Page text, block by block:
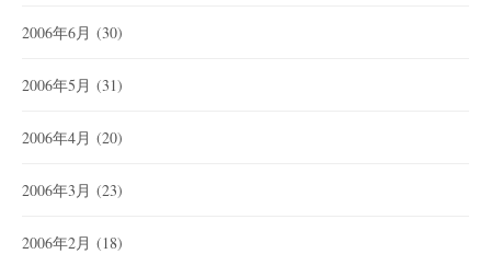
2006年6月 (30)
2006年5月 (31)
2006年4月 (20)
2006年3月 (23)
2006年2月 (18)